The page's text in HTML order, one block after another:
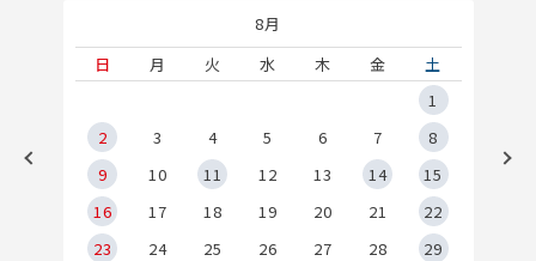
8月
日
月 火 水 木 金
土
1
2
3 4 5 6 7
8
9
10 11 12 13 14
15
16
17 18 19 20 21
22
23
24 25 26 27 28
29